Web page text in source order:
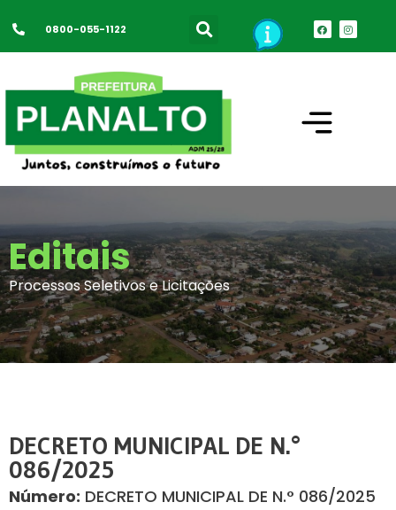
0800-055-1122
Editais
Processos Seletivos e Licitações
DECRETO MUNICIPAL DE N.°
086/2025
Número: DECRETO MUNICIPAL DE N.° 086/2025